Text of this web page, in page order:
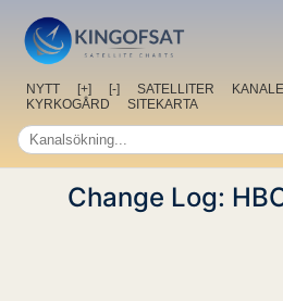
NYTT [+] [-] SATELLITER
KYRKOGÅRD
SITEKARTA
Change Log: